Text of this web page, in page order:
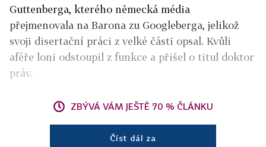
Guttenberga, kterého německá média
přejmenovala na Barona zu Googleberga, jelikož
svoji disertační práci z velké části opsal. Kvůli
aféře loni odstoupil z funkce a přišel o titul doktor
práv.
ZBÝVÁ VÁM JEŠTĚ 70 % ČLÁNKU
Číst dál za